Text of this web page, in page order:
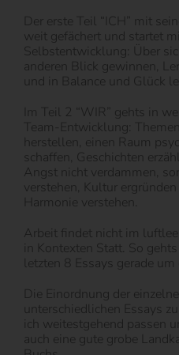
Der erste Teil “ICH” mit
weit gefächert und startet
Selbstentwicklung: Über
anderen Blick gewinnen,
und in Balance und Glück
Im Teil 2 “WIR” gehts in
Team-Entwicklung:
herstellen, einen Raum
schaffen, Geschichten
Angst nicht verdammen,
verstehen, Kultur
Harmonie verstehen.
Arbeit findet nicht im
in Kontexten Statt. So gehts
letzten 8 Essays gerade
Die Einordnung der
unterschiedlichen Essays
ich weitestgehend passen
auch eine gute grobe